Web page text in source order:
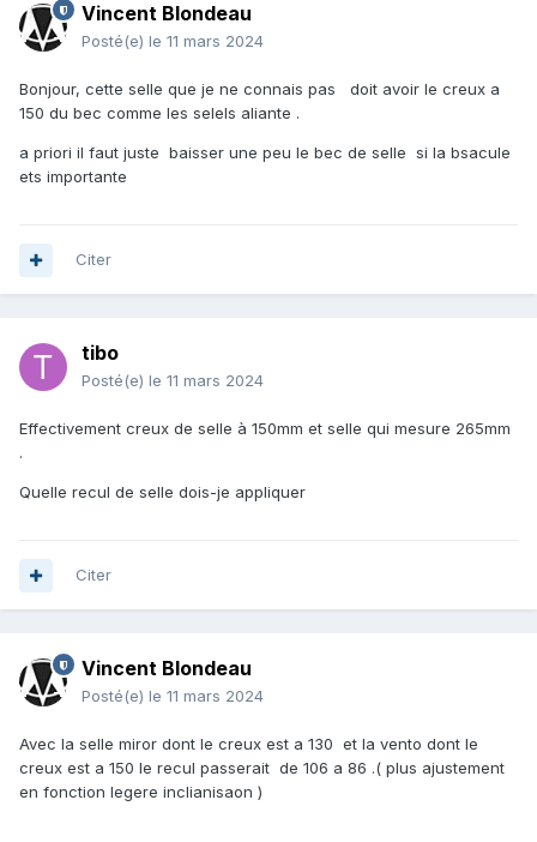
Vincent Blondeau
Posté(e) le 11 mars 2024
Bonjour, cette selle que je ne connais pas doit avoir le creux a
150 du bec comme les selels aliante .
a priori il faut juste baisser une peu le bec de selle si la bsacule
ets importante
Citer
tibo
Posté(e) le 11 mars 2024
Effectivement creux de selle à 150mm et selle qui mesure 265mm
.
Quelle recul de selle dois-je appliquer
Citer
Vincent Blondeau
Posté(e) le 11 mars 2024
Avec la selle miror dont le creux est a 130 et la vento dont le
creux est a 150 le recul passerait de 106 a 86 .( plus ajustement
en fonction legere inclianisaon )